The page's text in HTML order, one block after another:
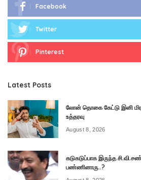
Facebook
Twitter
Pinterest
Latest Posts
லோன் தொகை கேட்டு இனி
உத்தரவு
August 8, 2026
கடுகடுப்பாக இருந்த
பண்ணினாரு..?